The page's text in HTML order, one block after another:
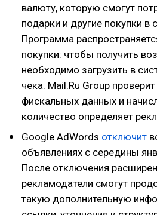
валюту, которую смогут
подарки и другие покупки в
Программа
покупки: чтобы получить
необходимо загрузить в
чека. Mail.Ru Group
фискальных данных и
количество определяет
Google AdWords отключит
объявлениях с середины
После отключения
рекламодатели смогут
такую дополнительную